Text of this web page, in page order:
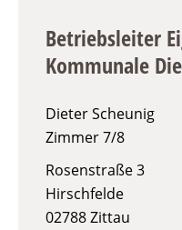
Betriebsleiter
Kommunale
Dieter Scheunig
Zimmer7/8
Rosenstraße 3
Hirschfelde
02788Zittau